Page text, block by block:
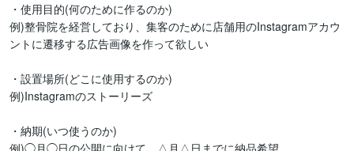
・使用目的(何のために作るのか)
例)整骨院を経営しており、集客のために店舗用のInstagramアカウ
ントに遷移する広告画像を作って欲しい
・設置場所(どこに使用するのか)
例)Instagramのストーリーズ
・納期(いつ使うのか)